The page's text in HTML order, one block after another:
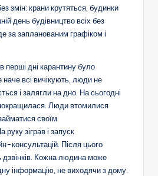
змін: крани крутяться, будинки
день будівництво всіх без
за запланованим графіком і
перші дні карантину було
всі вичікують, люди не
і залягли на дно. На сьогодні
Люди втомилися
своїм
зіграв і запуск
консультацій. Після цього
дзвінків. Кожна людина може
інформацію, не виходячи з дому.